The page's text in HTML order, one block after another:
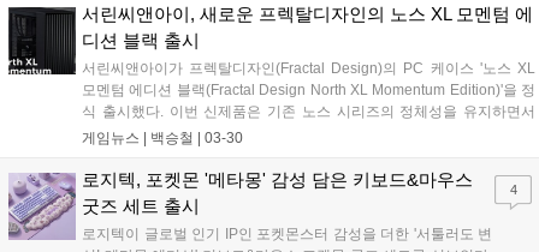
총 40명 한정 수량으로 진행되는 프리오더 행사다. 행사 기간 동
안 번들 패키지 구매 시 정상가 대비 15%의 할인율이 적용되며
무료 배송 혜택이 함께 제공된다....
서린씨앤아이, 새로운 프렉탈디자인의 노스 XL 모멘텀 에
디션 블랙 출시
서린씨앤아이가 프렉탈디자인(Fractal Design)의 PC 케이스 '노스 XL
모멘텀 에디션 블랙(Fractal Design North XL Momentum Edition)'을 정
식 출시했다. 이번 신제품은 기존 노스 시리즈의 정체성을 유지하면서
시스템 환경과 폼팩터에 따라 표준 모델인 노스 모멘텀과 크기를 확장한
게임뉴스 | 백승철 03-30
로지텍, 포켓몬 '메타몽' 감성 담은 키보드&마우스
굿즈 세트 출시
로지텍이 글로벌 인기 IP인 포켓몬스터 감성을 더한 '서툴러도 변
4